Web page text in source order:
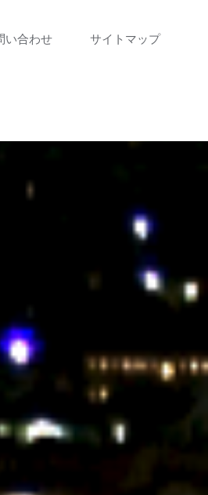
い合わせ サイトマップ